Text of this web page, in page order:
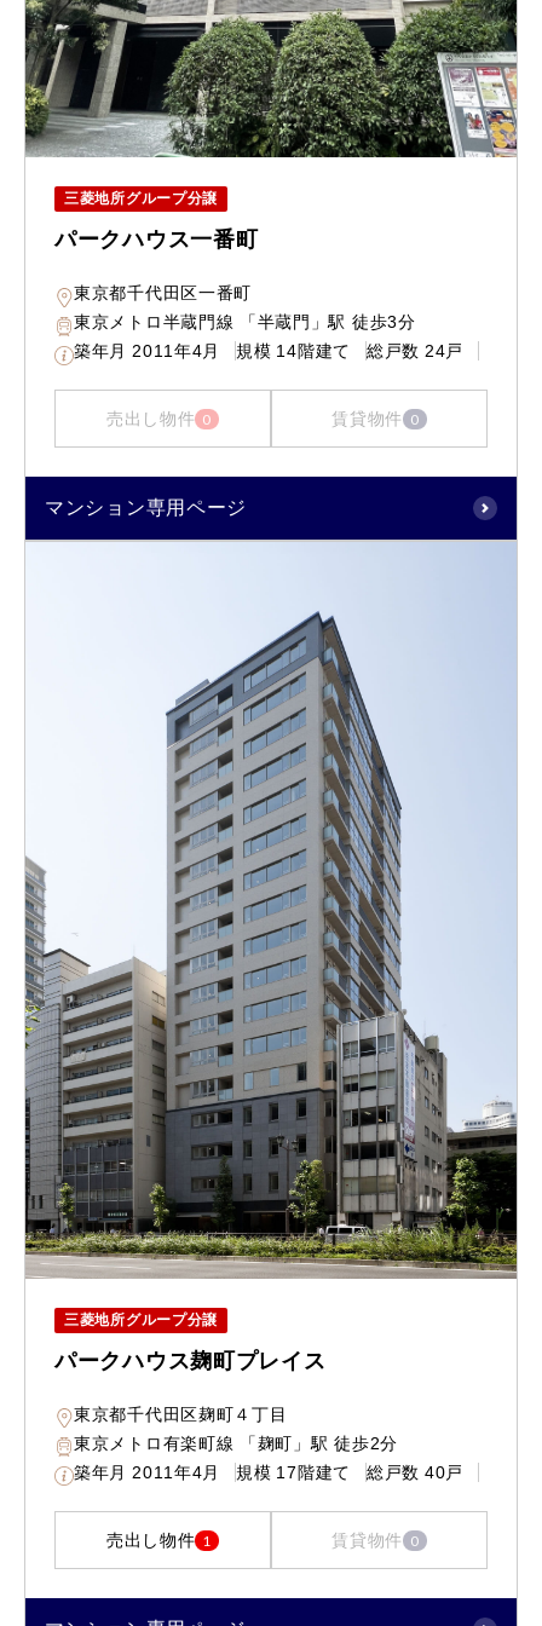
三菱地所グループ分譲
パークハウス一番町
東京都千代田区一番町
東京メトロ半蔵門線 「半蔵門」駅 徒歩3分
築年月 2011年4月 規模 14階建て 総戸数 24戸
売出し物件 0 賃貸物件 0
マンション専用ページ
三菱地所グループ分譲
パークハウス麹町プレイス
東京都千代田区麹町４丁目
東京メトロ有楽町線 「麹町」駅 徒歩2分
築年月 2011年4月 規模 17階建て 総戸数 40戸
売出し物件 1 賃貸物件 0